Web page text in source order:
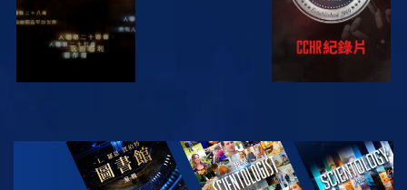
觀看 探索系列節目